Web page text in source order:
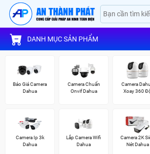
DANH MỤC SẢN PHẨM
Báo Giá Camera
Dahua
Camera Chuẩn
Onvif Dahua
Camera
Xoay 360
Camera Ip 3k
Dahua
Lắp Camera Wifi
Dahua
Camera 2K Siêu
Nét Dahua